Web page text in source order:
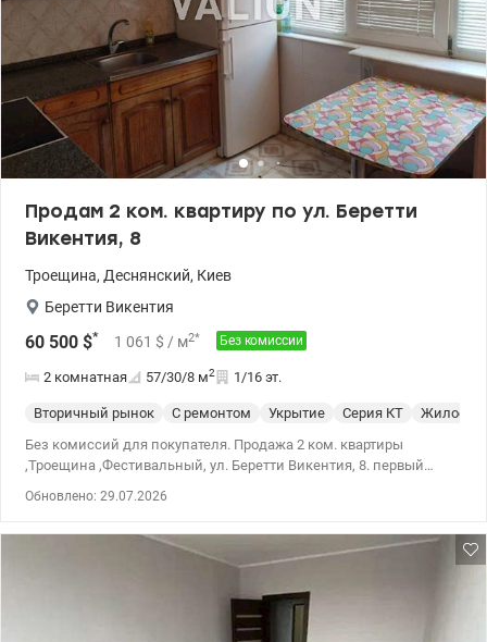
возле ТРЦ Район. Транспортная развязка: - 20 мин езды до м.
Дарница, Черниговская - 7 мин пешком - ТРЦ Район - 5 мин
пешком до автобусной остановки в разностороннем
направлении - 25 мин езды в центр Киева Цена 57 000у.е. т.
Тел.0934054048 Татьяна, Valion.ua/1112870
Продам 2 ком. квартиру по ул. Беретти
Викентия, 8
Троещина, Деснянский, Киев
Беретти Викентия
60 500 $* 1 061 $ / м2* Без комиссии
2 комнатная 57/30/8 м2 1/16 эт.
Вторичный рынок С ремонтом Укрытие Серия КТ
Жилое
Без комиссий для покупателя. Продажа 2 ком. квартиры
,Троещина ,Фестивальный, ул. Беретти Викентия, 8. первый
Квартира в удовлетворительном состоянии, чистая, пригодна
для жизни на первое время, но с последующим ремонтом. Две
отдельные комнаты, счетчики на коммунальные услуги. Дом в
хорошем расположении. Развита инфраструктура: все рядом и
все в пешей доступности, все необходимые структуры. Цена
Обновлено: 29.07.2026